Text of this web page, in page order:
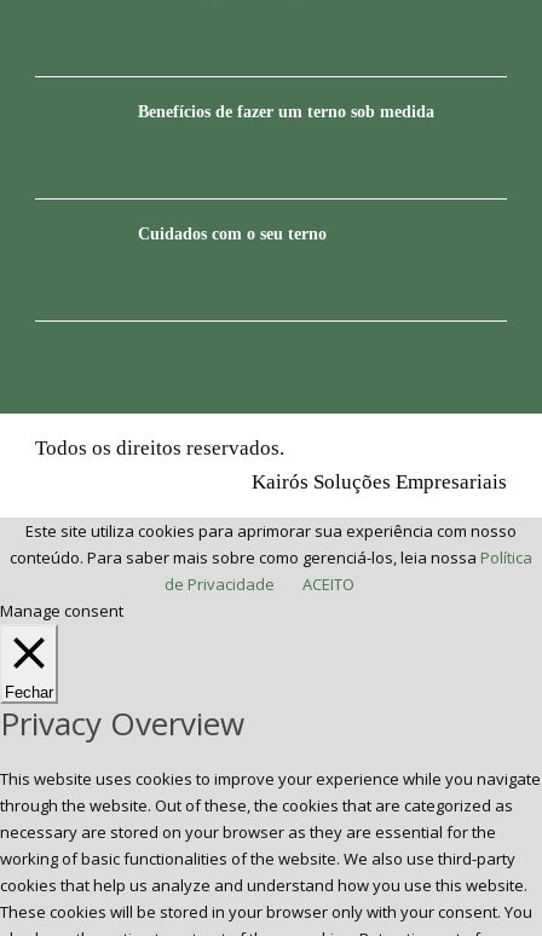
Benefícios de fazer um terno sob medida
Cuidados com o seu terno
Todos os direitos reservados.
Kairós Soluções Empresariais
Este site utiliza cookies para aprimorar sua experiência com nosso
conteúdo. Para saber mais sobre como gerenciá-los, leia nossa Política
de Privacidade
ACEITO
Manage consent
Fechar
Privacy Overview
This website uses cookies to improve your experience while you navigate
through the website. Out of these, the cookies that are categorized as
necessary are stored on your browser as they are essential for the
working of basic functionalities of the website. We also use third-party
cookies that help us analyze and understand how you use this website.
These cookies will be stored in your browser only with your consent. You